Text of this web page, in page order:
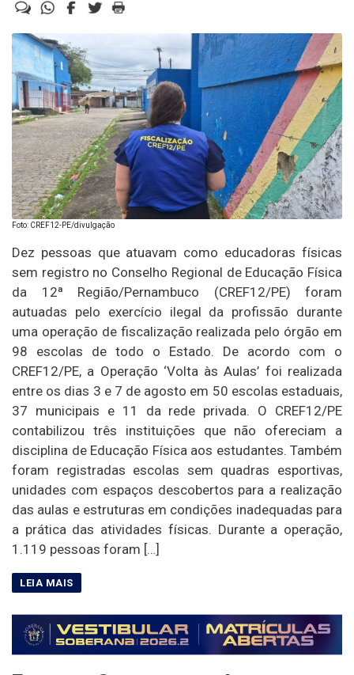
Foto: CREF12-PE/divulgação
Dez pessoas que atuavam como educadoras físicas
sem registro no Conselho Regional de Educação Física
da 12ª Região/Pernambuco (CREF12/PE) foram
autuadas pelo exercício ilegal da profissão durante
uma operação de fiscalização realizada pelo órgão em
98 escolas de todo o Estado. De acordo com o
CREF12/PE, a Operação ‘Volta às Aulas’ foi realizada
entre os dias 3 e 7 de agosto em 50 escolas estaduais,
37 municipais e 11 da rede privada. O CREF12/PE
contabilizou três instituições que não ofereciam a
disciplina de Educação Física aos estudantes. Também
foram registradas escolas sem quadras esportivas,
unidades com espaços descobertos para a realização
das aulas e estruturas em condições inadequadas para
a prática das atividades físicas. Durante a operação,
1.119 pessoas foram […]